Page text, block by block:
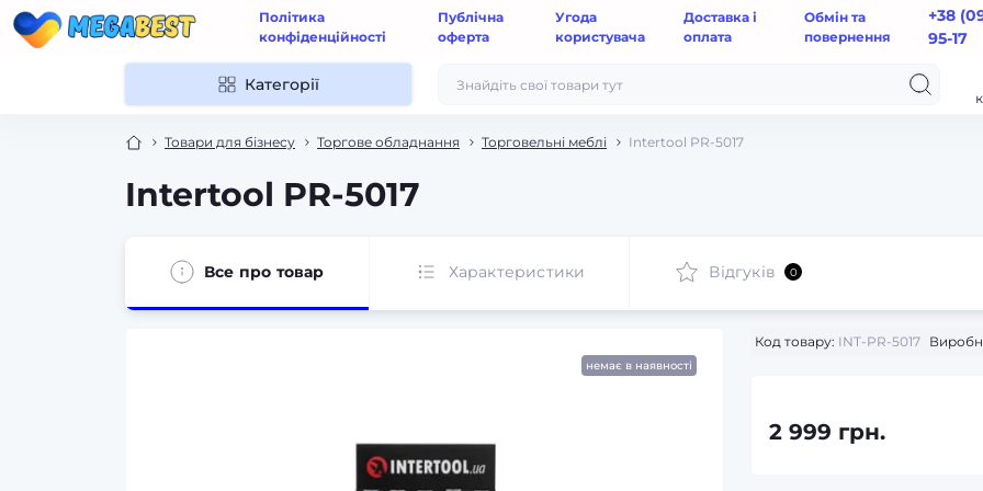
Політика
конфіденційності
Публічна
оферта
Угода
користувача
Доставка і
оплата
Обмін та
повернення
+38
95-17
Категорії
Товари для бізнесу Торгове обладнання Торговельні меблі Intertool PR-5017
Intertool PR-5017
Все про товар Характеристики Відгуків 0
немає в наявності
Код товару: INT-PR-5017
2 999 грн.